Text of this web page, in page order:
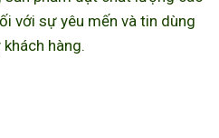
với sự yêu mến và tin dùng
khách hàng.